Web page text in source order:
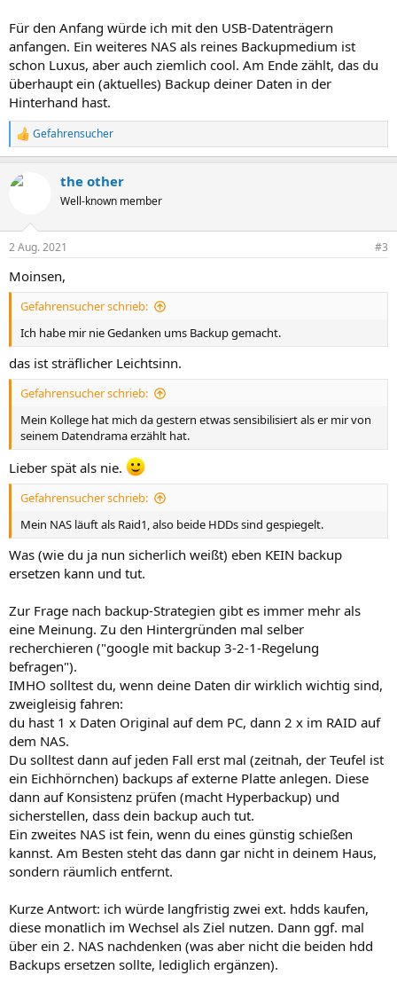
Für den Anfang würde ich mit den USB-Datenträgern
anfangen. Ein weiteres NAS als reines Backupmedium ist
schon Luxus, aber auch ziemlich cool. Am Ende zählt, das du
überhaupt ein (aktuelles) Backup deiner Daten in der
Hinterhand hast.
R
e
k
e
:
Gefahrensucher
the other
Well-known member
2 Aug. 2021 #3
Moinsen,
Gefahrensucher schrieb:
Ich habe mir nie Gedanken ums Backup gemacht.
das ist sträflicher Leichtsinn.
Gefahrensucher schrieb:
Mein Kollege hat mich da gestern etwas sensibilisiert als er mir von
seinem Datendrama erzählt hat.
Lieber spät als nie.
Gefahrensucher schrieb:
Mein NAS läuft als Raid1, also beide HDDs sind gespiegelt.
Was (wie du ja nun sicherlich weißt) eben KEIN backup
ersetzen kann und tut.
Zur Frage nach backup-Strategien gibt es immer mehr als
eine Meinung. Zu den Hintergründen mal selber
recherchieren ("google mit backup 3-2-1-Regelung
befragen").
IMHO solltest du, wenn deine Daten dir wirklich wichtig sind,
zweigleisig fahren:
du hast 1 x Daten Original auf dem PC, dann 2 x im RAID auf
dem NAS.
Du solltest dann auf jeden Fall erst mal (zeitnah, der Teufel ist
ein Eichhörnchen) backups af externe Platte anlegen. Diese
dann auf Konsistenz prüfen (macht Hyperbackup) und
sicherstellen, dass dein backup auch tut.
Ein zweites NAS ist fein, wenn du eines günstig schießen
kannst. Am Besten steht das dann gar nicht in deinem Haus,
sondern räumlich entfernt.
Kurze Antwort: ich würde langfristig zwei ext. hdds kaufen,
diese monatlich im Wechsel als Ziel nutzen. Dann ggf. mal
über ein 2. NAS nachdenken (was aber nicht die beiden hdd
Backups ersetzen sollte, lediglich ergänzen).